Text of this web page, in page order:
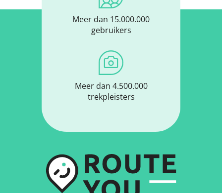
Meer dan 15.000.000
gebruikers
Meer dan 4.500.000
trekpleisters